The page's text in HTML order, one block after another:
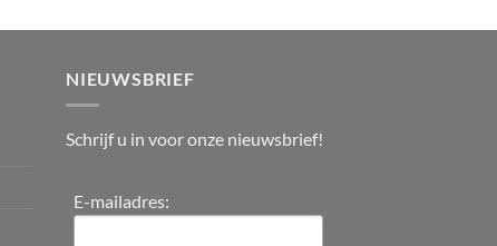
NIEUWSBRIEF
Schrijf u in voor onze nieuwsbrief!
E-mailadres: